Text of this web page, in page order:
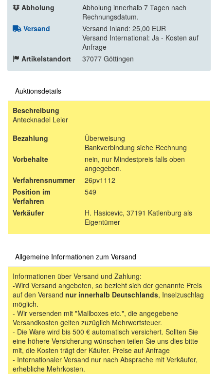
Abholung
Abholung innerhalb 7 Tagen nach
Rechnungsdatum.
Versand
Versand Inland: 25,00 EUR
Versand International: Ja - Kosten auf
Anfrage
Artikelstandort
37077 Göttingen
Auktionsdetails
Beschreibung
Antecknadel Leier
Bezahlung
Überweisung
Bankverbindung siehe Rechnung
Vorbehalte
nein, nur Mindestpreis falls oben
angegeben.
Verfahrensnummer
26pv1112
Position im
Verfahren
549
Verkäufer
H. Hasicevic, 37191 Katlenburg als
Eigentümer
Allgemeine Informationen zum Versand
Informationen über Versand und Zahlung:
-Wird Versand angeboten, so bezieht sich der genannte Preis
auf den Versand nur innerhalb Deutschlands, Inselzuschlag
möglich.
- Wir versenden mit "Mailboxes etc.", die angegebene
Versandkosten gelten zuzüglich Mehrwertsteuer.
- Die Ware wird bis 500 € automatisch versichert. Sollten Sie
eine höhere Versicherung wünschen teilen Sie uns dies bitte
mit, die Kosten trägt der Käufer. Preise auf Anfrage
- Internationaler Versand nur nach Absprache mit Verkäufer,
erhebliche Mehrkosten.